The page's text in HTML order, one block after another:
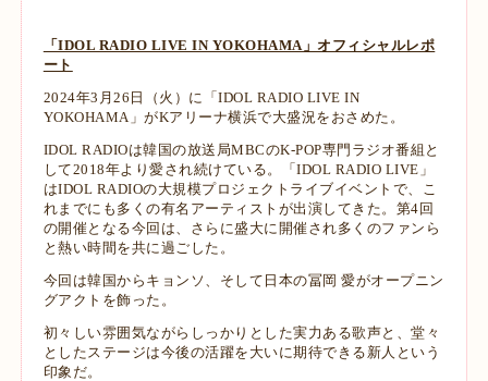
「IDOL RADIO LIVE IN YOKOHAMA」オフィシャルレポ
ート
2024年3月26日（火）に「IDOL RADIO LIVE IN
YOKOHAMA」がKアリーナ横浜で大盛況をおさめた。
IDOL RADIOは韓国の放送局MBCのK-POP専門ラジオ番組と
して2018年より愛され続けている。「IDOL RADIO LIVE」
はIDOL RADIOの大規模プロジェクトライブイベントで、こ
れまでにも多くの有名アーティストが出演してきた。第4回
の開催となる今回は、さらに盛大に開催され多くのファンら
と熱い時間を共に過ごした。
今回は韓国からキョンソ、そして日本の冨岡 愛がオープニン
グアクトを飾った。
初々しい雰囲気ながらしっかりとした実力ある歌声と、堂々
としたステージは今後の活躍を大いに期待できる新人という
印象だ。